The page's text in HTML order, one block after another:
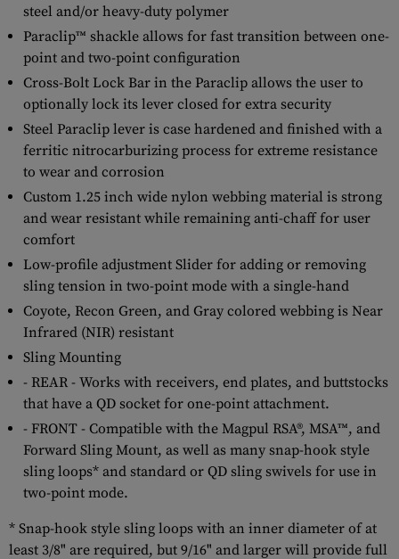
steel and/or heavy-duty polymer
Paraclip™ shackle allows for fast transition between one-
point and two-point configuration
Cross-Bolt Lock Bar in the Paraclip allows the user to
optionally lock its lever closed for extra security
Steel Paraclip lever is case hardened and finished with a
ferritic nitrocarburizing process for extreme resistance
to wear and corrosion
Custom 1.25 inch wide nylon webbing material is strong
and wear resistant while remaining anti-chaff for user
comfort
Low-profile adjustment Slider for adding or removing
sling tension in two-point mode with a single-hand
Coyote, Recon Green, and Gray colored webbing is Near
Infrared (NIR) resistant
Sling Mounting
- REAR - Works with receivers, end plates, and buttstocks
that have a QD socket for one-point attachment.
- FRONT - Compatible with the Magpul RSA®, MSA™, and
Forward Sling Mount, as well as many snap-hook style
sling loops* and standard or QD sling swivels for use in
two-point mode.
* Snap-hook style sling loops with an inner diameter of at
least 3/8" are required, but 9/16" and larger will provide full